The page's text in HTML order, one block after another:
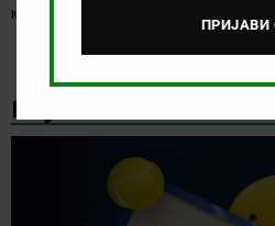
квалификациите за Лига Европа и
НАЈНОВИ БОНУС
ПРИЈАВИ